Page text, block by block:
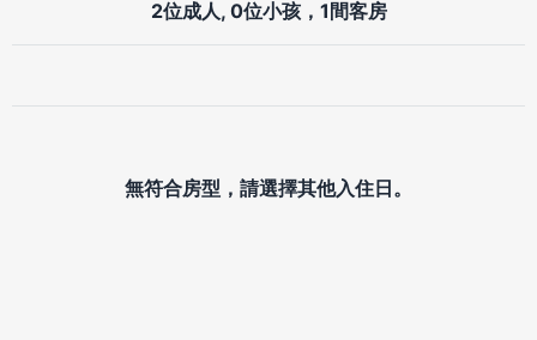
2位成人, 0位小孩，1間客房
無符合房型，請選擇其他入住日。